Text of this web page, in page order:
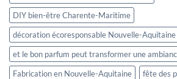
DIY bien-être Charente-Maritime
décoration écoresponsable Nouvelle-Aquitaine
et le bon parfum peut transformer une
Fabrication en Nouvelle-Aquitaine
fête des